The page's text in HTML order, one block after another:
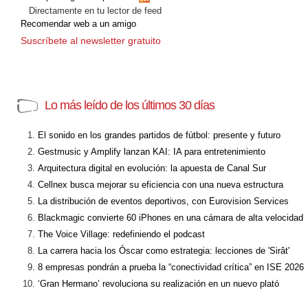
Directamente en tu lector de feed
Recomendar web a un amigo
Suscríbete al newsletter gratuito
Lo más leído de los últimos 30 días
El sonido en los grandes partidos de fútbol: presente y futuro
Gestmusic y Amplify lanzan KAI: IA para entretenimiento
Arquitectura digital en evolución: la apuesta de Canal Sur
Cellnex busca mejorar su eficiencia con una nueva estructura
La distribución de eventos deportivos, con Eurovision Services
Blackmagic convierte 60 iPhones en una cámara de alta velocidad
The Voice Village: redefiniendo el podcast
La carrera hacia los Óscar como estrategia: lecciones de 'Sirât'
8 empresas pondrán a prueba la “conectividad crítica” en ISE 2026
‘Gran Hermano’ revoluciona su realización en un nuevo plató